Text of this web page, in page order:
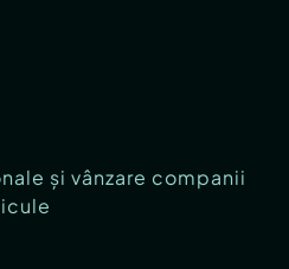
și vânzare companii